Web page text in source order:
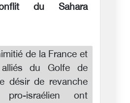
du Sahara
de la France et
du Golfe de
désir de revanche
israélien ont